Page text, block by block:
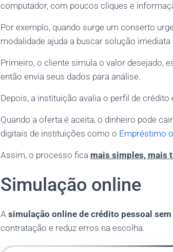
computador, com poucos cliques e
Por exemplo, quando surge um conserto
modalidade ajuda a buscar solução
Primeiro, o cliente simula o valor desejado,
então envia seus dados para análise.
Depois, a instituição avalia o perfil de
Quando a oferta é aceita, o dinheiro pode
digitais de instituições como o Empréstimo
Assim, o processo fica mais simples, mais
Simulação online
A simulação online de crédito pessoal
contratação e reduz erros na escolha.